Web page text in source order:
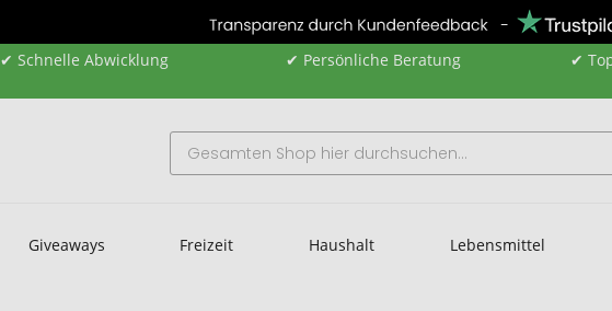
✔ Schnelle Abwicklung ✔ Persönliche Beratung ✔
Giveaways Freizeit Haushalt Lebensmittel